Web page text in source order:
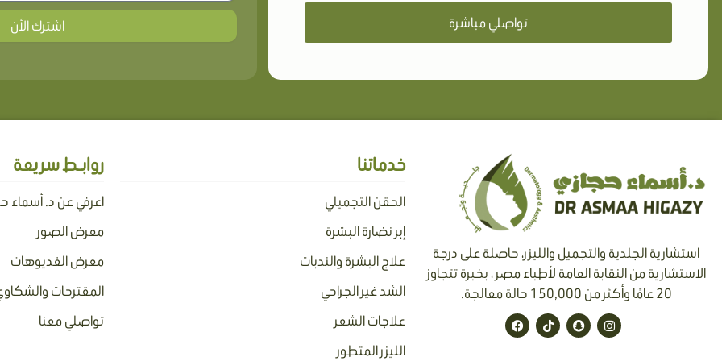
تواصلي مباشرة اشترك الأن
استشارية الجلدية والتجميل والليزر، حاصلة على درجة
الاستشارية من النقابة العامة لأطباء مصر ، بخبرة تتجاوز
20 عامًا وأكثر من 150,000 حالة معالجة.
I
n
s
S
n
a
T
i
k
F
a
c
خدماتنا
الحقن التجميلي
إبر نضارة البشرة
علاج البشرة والندبات
الشد غير الجراحي
علاجات الشعر
الليزر المتطور
روابـط سريعة
اعرفي عن د. أسماء
معرض الصور
معرض الفديوهات
المقترحات
تواصلي معنا